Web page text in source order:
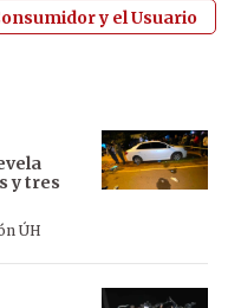
y el Usuario
y tres
ÚH